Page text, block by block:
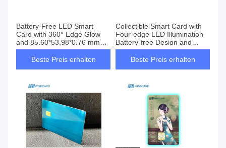
Battery-Free LED Smart
Card with 360° Edge Glow
and 85.60*53.98*0.76 mm
Dimensions for Secure
Transactions
Beste Preis erhalten
Collectible Smart Card with
Four-edge LED Illumination
Battery-free Design and
Customizable Lighting Effects
Beste Preis erhalten